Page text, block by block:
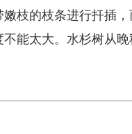
枝的枝条进行扦插
能太大。水杉树从